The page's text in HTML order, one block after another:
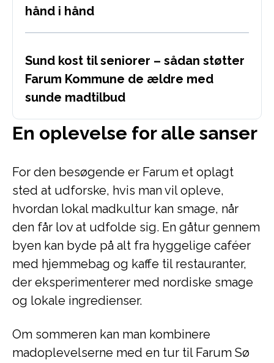
hånd i hånd
Sund kost til seniorer – sådan støtter
Farum Kommune de ældre med
sunde madtilbud
En oplevelse for alle sanser
For den besøgende er Farum et oplagt
sted at udforske, hvis man vil opleve,
hvordan lokal madkultur kan smage, når
den får lov at udfolde sig. En gåtur gennem
byen kan byde på alt fra hyggelige caféer
med hjemmebag og kaffe til restauranter,
der eksperimenterer med nordiske smage
og lokale ingredienser.
Om sommeren kan man kombinere
madoplevelserne med en tur til Farum Sø